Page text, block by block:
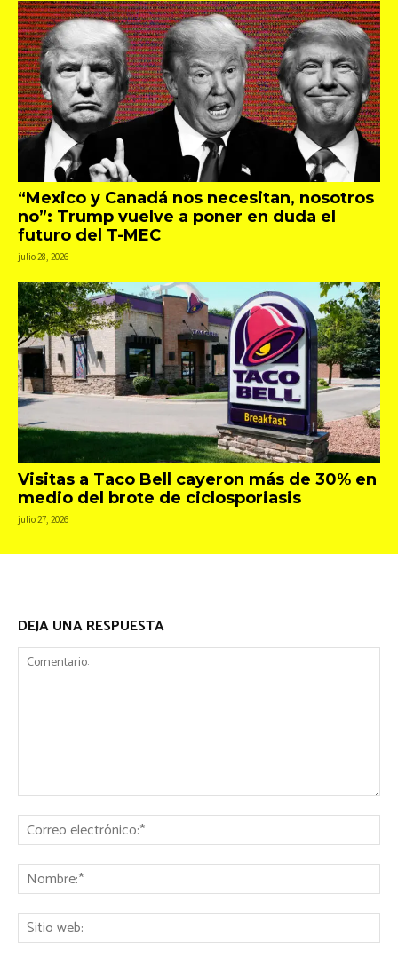
“Mexico y Canadá nos necesitan, nosotros
no”: Trump vuelve a poner en duda el
futuro del T-MEC
julio 28, 2026
Visitas a Taco Bell cayeron más de 30% en
medio del brote de ciclosporiasis
julio 27, 2026
DEJA UNA RESPUESTA